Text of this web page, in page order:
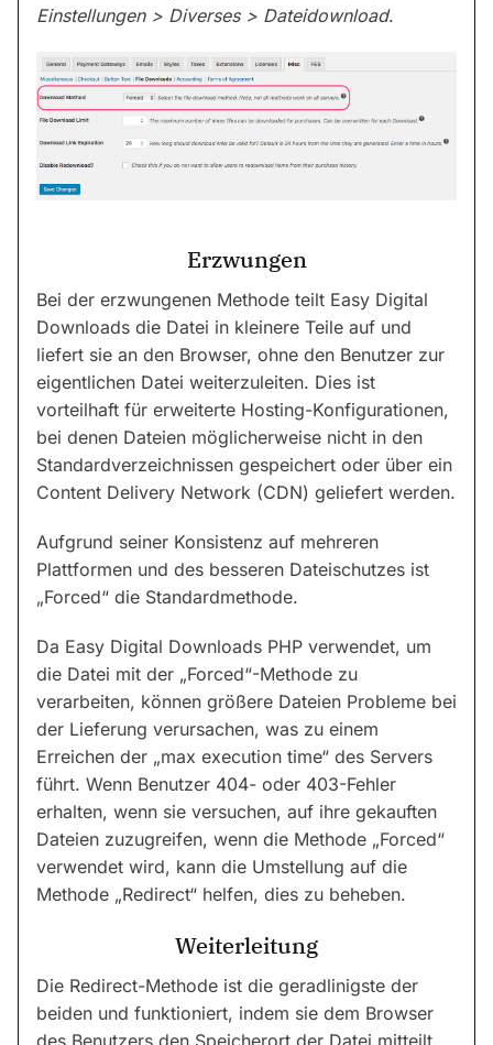
Einstellungen > Diverses > Dateidownload.
Erzwungen
Bei der erzwungenen Methode teilt Easy Digital
Downloads die Datei in kleinere Teile auf und
liefert sie an den Browser, ohne den Benutzer zur
eigentlichen Datei weiterzuleiten. Dies ist
vorteilhaft für erweiterte Hosting-Konfigurationen,
bei denen Dateien möglicherweise nicht in den
Standardverzeichnissen gespeichert oder über ein
Content Delivery Network (CDN) geliefert werden.
Aufgrund seiner Konsistenz auf mehreren
Plattformen und des besseren Dateischutzes ist
„Forced“ die Standardmethode.
Da Easy Digital Downloads PHP verwendet, um
die Datei mit der „Forced“-Methode zu
verarbeiten, können größere Dateien Probleme bei
der Lieferung verursachen, was zu einem
Erreichen der „max execution time“ des Servers
führt. Wenn Benutzer 404- oder 403-Fehler
erhalten, wenn sie versuchen, auf ihre gekauften
Dateien zuzugreifen, wenn die Methode „Forced“
verwendet wird, kann die Umstellung auf die
Methode „Redirect“ helfen, dies zu beheben.
Weiterleitung
Die Redirect-Methode ist die geradlinigste der
beiden und funktioniert, indem sie dem Browser